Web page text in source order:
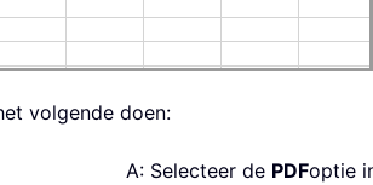
volgende doen:
A: Selecteer de PDFoptie